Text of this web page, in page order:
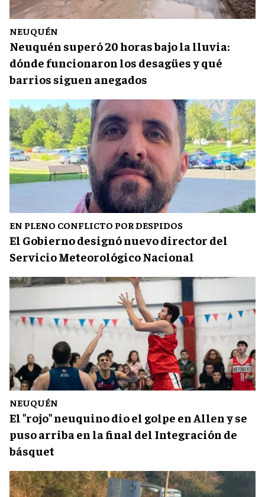
NEUQUÉN
Neuquén superó 20 horas bajo la lluvia:
dónde funcionaron los desagües y qué
barrios siguen anegados
EN PLENO CONFLICTO POR DESPIDOS
El Gobierno designó nuevo director del
Servicio Meteorológico Nacional
NEUQUÉN
El "rojo" neuquino dio el golpe en Allen y se
puso arriba en la final del Integración de
básquet